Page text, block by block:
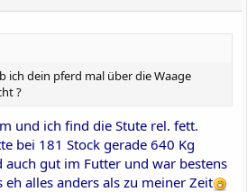
ich dein pferd mal über die Waage
?
und ich find die Stute rel. fett.
bei 181 Stock gerade 640 Kg
gut im Futter und war bestens
eh alles anders als zu meiner Zeit